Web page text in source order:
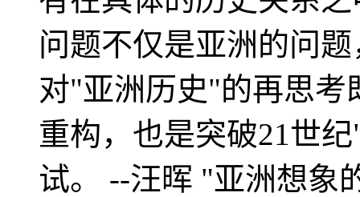
问题不仅是亚洲的问
对"亚洲历史"的再思考
重构，也是突破21世
试。 --汪晖 "亚洲想象